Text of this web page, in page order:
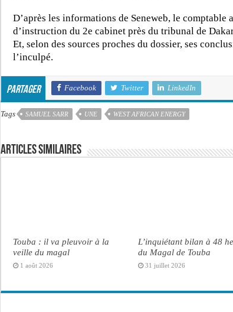
D’après les informations de Seneweb, le comptable
d’instruction du 2e cabinet près du tribunal de
Et, selon des sources proches du dossier, ses
l’inculpé.
Partager Facebook Twitter LinkedIn
Tags SAMUEL SARR UNE WEST AFRICAN ENERGY
Articles similaires
Touba : il va pleuvoir à la
veille du magal
1 août 2026
L’inquiétant bilan à 48
du Magal de Touba
31 juillet 2026